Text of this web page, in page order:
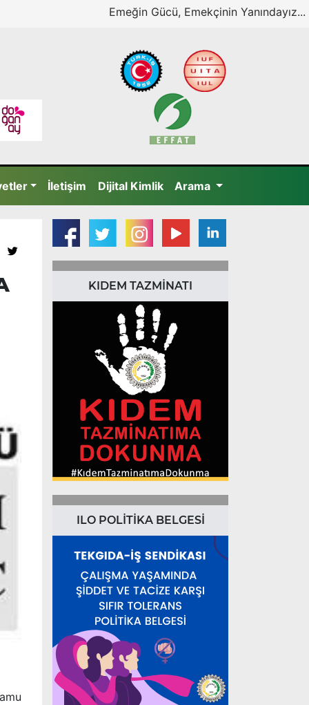
Emeğin Gücü, Emekçinin Yanındayız...
İletişim Dijital Kimlik Arama
KIDEM TAZMİNATI
ILO POLİTİKA BELGESİ